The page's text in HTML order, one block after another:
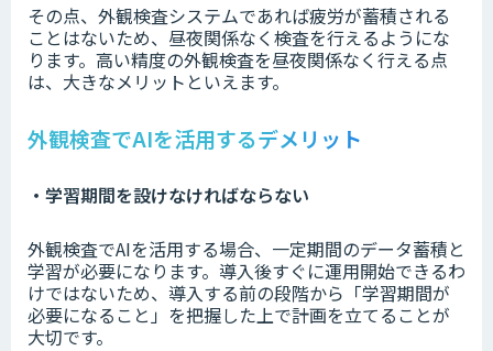
その点、外観検査システムであれば疲労が蓄積される
ことはないため、昼夜関係なく検査を行えるようにな
ります。高い精度の外観検査を昼夜関係なく行える点
は、大きなメリットといえます。
外観検査でAIを活用するデメリット
・学習期間を設けなければならない
外観検査でAIを活用する場合、一定期間のデータ蓄積と
学習が必要になります。導入後すぐに運用開始できるわ
けではないため、導入する前の段階から「学習期間が
必要になること」を把握した上で計画を立てることが
大切です。